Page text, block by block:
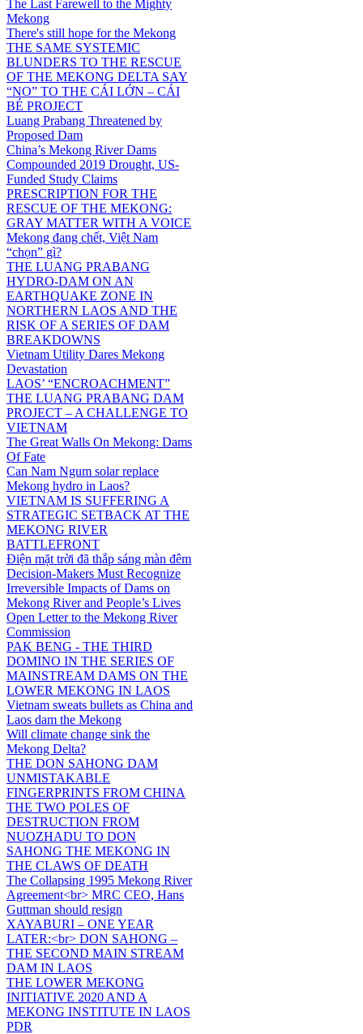
The Last Farewell to the Mighty
Mekong
There's still hope for the Mekong
THE SAME SYSTEMIC
BLUNDERS TO THE RESCUE
OF THE MEKONG DELTA SAY
“NO” TO THE CÁI LỚN – CÁI
BÉ PROJECT
Luang Prabang Threatened by
Proposed Dam
China’s Mekong River Dams
Compounded 2019 Drought, US-
Funded Study Claims
PRESCRIPTION FOR THE
RESCUE OF THE MEKONG:
GRAY MATTER WITH A VOICE
Mekong đang chết, Việt Nam
“chọn” gì?
THE LUANG PRABANG
HYDRO-DAM ON AN
EARTHQUAKE ZONE IN
NORTHERN LAOS AND THE
RISK OF A SERIES OF DAM
BREAKDOWNS
Vietnam Utility Dares Mekong
Devastation
LAOS’ “ENCROACHMENT”
THE LUANG PRABANG DAM
PROJECT – A CHALLENGE TO
VIETNAM
The Great Walls On Mekong: Dams
Of Fate
Can Nam Ngum solar replace
Mekong hydro in Laos?
VIETNAM IS SUFFERING A
STRATEGIC SETBACK AT THE
MEKONG RIVER
BATTLEFRONT
Điện mặt trời đã thắp sáng màn đêm
Decision-Makers Must Recognize
Irreversible Impacts of Dams on
Mekong River and People’s Lives
Open Letter to the Mekong River
Commission
PAK BENG - THE THIRD
DOMINO IN THE SERIES OF
MAINSTREAM DAMS ON THE
LOWER MEKONG IN LAOS
Vietnam sweats bullets as China and
Laos dam the Mekong
Will climate change sink the
Mekong Delta?
THE DON SAHONG DAM
UNMISTAKABLE
FINGERPRINTS FROM CHINA
THE TWO POLES OF
DESTRUCTION FROM
NUOZHADU TO DON
SAHONG THE MEKONG IN
THE CLAWS OF DEATH
The Collapsing 1995 Mekong River
Agreement<br> MRC CEO, Hans
Guttman should resign
XAYABURI – ONE YEAR
LATER:<br> DON SAHONG –
THE SECOND MAIN STREAM
DAM IN LAOS
THE LOWER MEKONG
INITIATIVE 2020 AND A
MEKONG INSTITUTE IN LAOS
PDR